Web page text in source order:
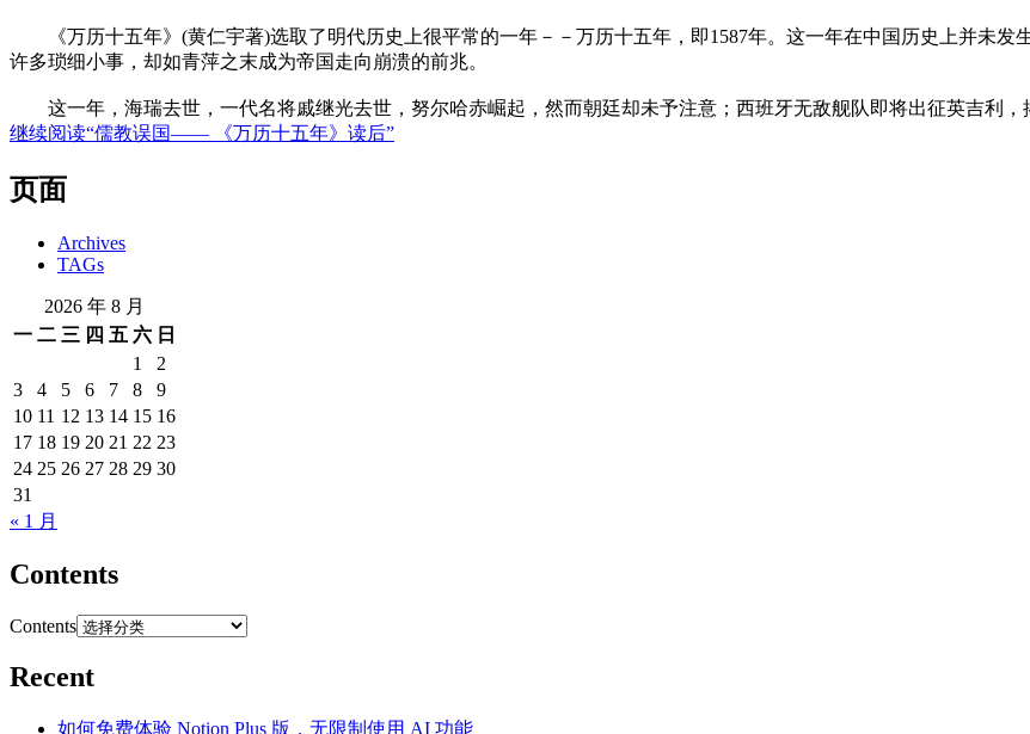
《万历十五年》(黄仁宇著)选取了明代历史上很平常的一年－－万历十五年，即1587年。这一年在中国历史上并未发
许多琐细小事，却如青萍之末成为帝国走向崩溃的前兆。
这一年，海瑞去世，一代名将戚继光去世，努尔哈赤崛起，然而朝廷却未予注意；西班牙无敌舰队即将出征英吉利
继续阅读“儒教误国—— 《万历十五年》读后”
页面
Archives
TAGs
2026 年 8 月
一 二 三 四 五 六 日
1
2
3
4 5 6 7 8
9
10 11 12 13 14 15 16
17 18 19 20 21 22 23
24 25 26 27 28 29 30
31
« 1 月
Contents
Contents
Recent
如何免费体验 Notion Plus 版，无限制使用 AI 功能